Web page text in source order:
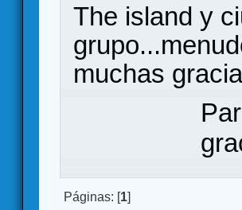
The island y
muchas
Páginas: [1]